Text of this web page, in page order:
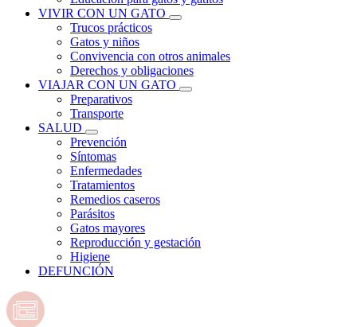
VIVIR CON UN GATO
Trucos prácticos
Gatos y niños
Convivencia con otros animales
Derechos y obligaciones
VIAJAR CON UN GATO
Preparativos
Transporte
SALUD
Prevención
Síntomas
Enfermedades
Tratamientos
Remedios caseros
Parásitos
Gatos mayores
Reproducción y gestación
Higiene
DEFUNCIÓN